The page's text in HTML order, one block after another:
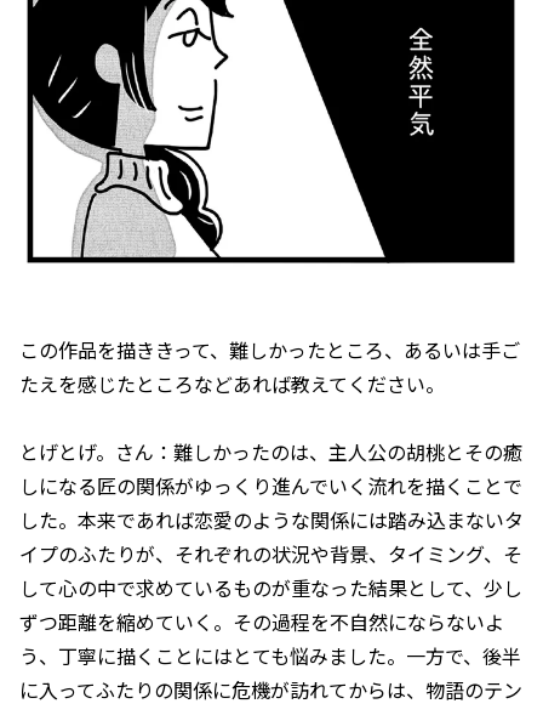
――この作品を描ききって、難しかったところ、あるいは手ご
たえを感じたところなどあれば教えてください。
とげとげ。さん：難しかったのは、主人公の胡桃とその癒
しになる匠の関係がゆっくり進んでいく流れを描くことで
した。本来であれば恋愛のような関係には踏み込まないタ
イプのふたりが、それぞれの状況や背景、タイミング、そ
して心の中で求めているものが重なった結果として、少し
ずつ距離を縮めていく。その過程を不自然にならないよ
う、丁寧に描くことにはとても悩みました。一方で、後半
に入ってふたりの関係に危機が訪れてからは、物語のテン